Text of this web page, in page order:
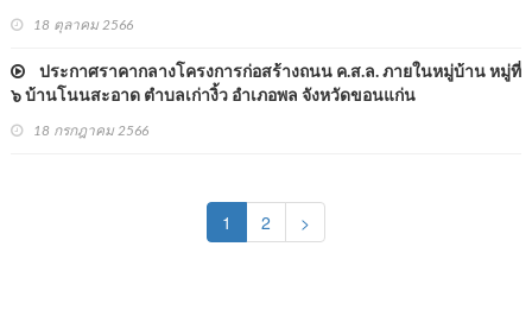
18 ตุลาคม 2566
ประกาศราคากลางโครงการก่อสร้างถนน ค.ส.ล. ภายในหมู่บ้าน หมู่ที่
๖ บ้านโนนสะอาด ตำบลเก่างิ้ว อำเภอพล จังหวัดขอนแก่น
18 กรกฎาคม 2566
1 (current)
2 >